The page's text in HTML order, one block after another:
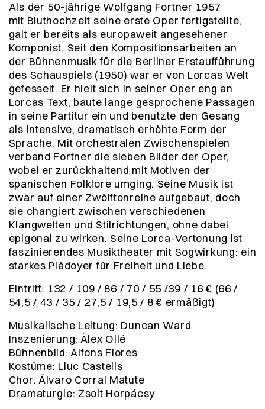
Als der 50-jährige Wolfgang Fortner 1957
mit Bluthochzeit seine erste Oper fertigstellte,
galt er bereits als europaweit angesehener
Komponist. Seit den Kompositionsarbeiten an
der Bühnenmusik für die Berliner Erstaufführung
des Schauspiels (1950) war er von Lorcas Welt
gefesselt. Er hielt sich in seiner Oper eng an
Lorcas Text, baute lange gesprochene Passagen
in seine Partitur ein und benutzte den Gesang
als intensive, dramatisch erhöhte Form der
Sprache. Mit orchestralen Zwischenspielen
verband Fortner die sieben Bilder der Oper,
wobei er zurückhaltend mit Motiven der
spanischen Folklore umging. Seine Musik ist
zwar auf einer Zwölftonreihe aufgebaut, doch
sie changiert zwischen verschiedenen
Klangwelten und Stilrichtungen, ohne dabei
epigonal zu wirken. Seine Lorca-Vertonung ist
faszinierendes Musiktheater mit Sogwirkung: ein
starkes Plädoyer für Freiheit und Liebe.
Eintritt: 132 / 109 / 86 / 70 / 55 /39 / 16 € (66 /
54,5 / 43 / 35 / 27,5 / 19,5 / 8 € ermäßigt)
Musikalische Leitung: Duncan Ward
Inszenierung: Àlex Ollé
Bühnenbild: Alfons Flores
Kostüme: Lluc Castells
Chor: Álvaro Corral Matute
Dramaturgie: Zsolt Horpácsy